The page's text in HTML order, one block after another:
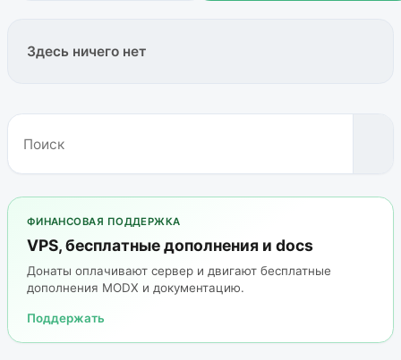
Здесь ничего нет
ФИНАНСОВАЯ ПОДДЕРЖКА
VPS, бесплатные дополнения и docs
Донаты оплачивают сервер и двигают бесплатные
дополнения MODX и документацию.
Поддержать